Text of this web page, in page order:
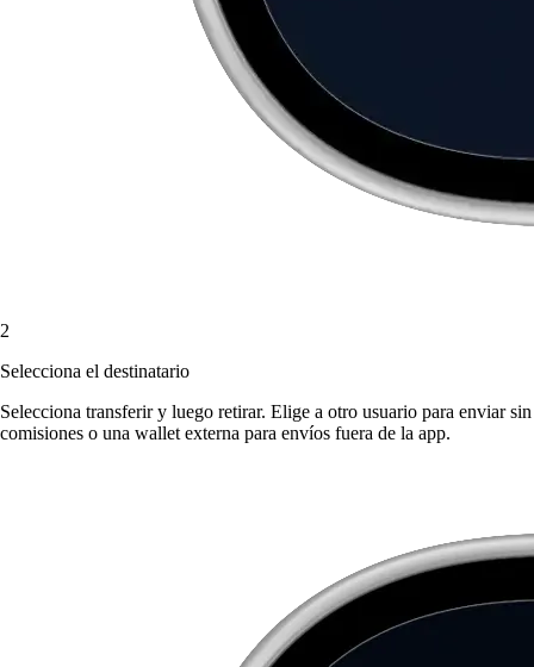
2
Selecciona el destinatario
Selecciona transferir y luego retirar. Elige a otro usuario para enviar sin
comisiones o una wallet externa para envíos fuera de la app.